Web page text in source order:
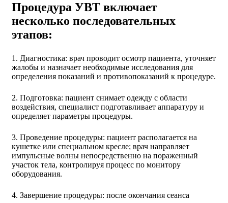
Процедура УВТ включает
несколько последовательных
этапов:
1. Диагностика: врач проводит осмотр пациента, уточняет
жалобы и назначает необходимые исследования для
определения показаний и противопоказаний к процедуре.
2. Подготовка: пациент снимает одежду с области
воздействия, специалист подготавливает аппаратуру и
определяет параметры процедуры.
3. Проведение процедуры: пациент располагается на
кушетке или специальном кресле; врач направляет
импульсные волны непосредственно на пораженный
участок тела, контролируя процесс по монитору
оборудования.
4. Завершение процедуры: после окончания сеанса